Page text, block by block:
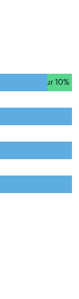
natural harbour 10%